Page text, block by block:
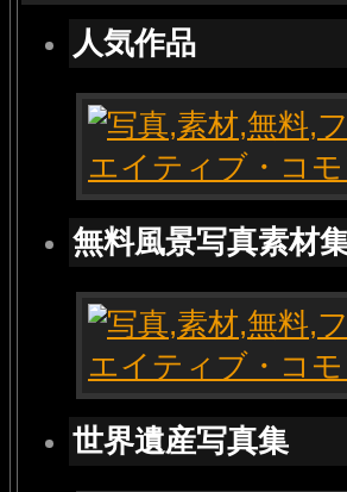
人気作品
無料風景写真素材
世界遺産写真集